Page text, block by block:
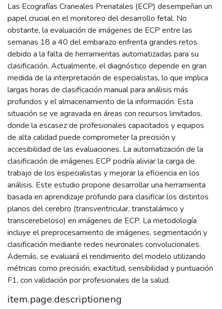
Las Ecografías Craneales Prenatales (ECP) desempeñan un
papel crucial en el monitoreo del desarrollo fetal. No
obstante, la evaluación de imágenes de ECP entre las
semanas 18 a 40 del embarazo enfrenta grandes retos
debido a la falta de herramientas automatizadas para su
clasificación. Actualmente, el diagnóstico depende en gran
medida de la interpretación de especialistas, lo que implica
largas horas de clasificación manual para análisis más
profundos y el almacenamiento de la información. Esta
situación se ve agravada en áreas con recursos limitados,
donde la escasez de profesionales capacitados y equipos
de alta calidad puede comprometer la precisión y
accesibilidad de las evaluaciones. La automatización de la
clasificación de imágenes ECP podría aliviar la carga de
trabajo de los especialistas y mejorar la eficiencia en los
análisis. Este estudio propone desarrollar una herramienta
basada en aprendizaje profundo para clasificar los distintos
planos del cerebro (transventricular, transtalámico y
transcerebeloso) en imágenes de ECP. La metodología
incluye el preprocesamiento de imágenes, segmentación y
clasificación mediante redes neuronales convolucionales.
Además, se evaluará el rendimiento del modelo utilizando
métricas como precisión, exactitud, sensibilidad y puntuación
F1, con validación por profesionales de la salud.
item.page.descriptioneng